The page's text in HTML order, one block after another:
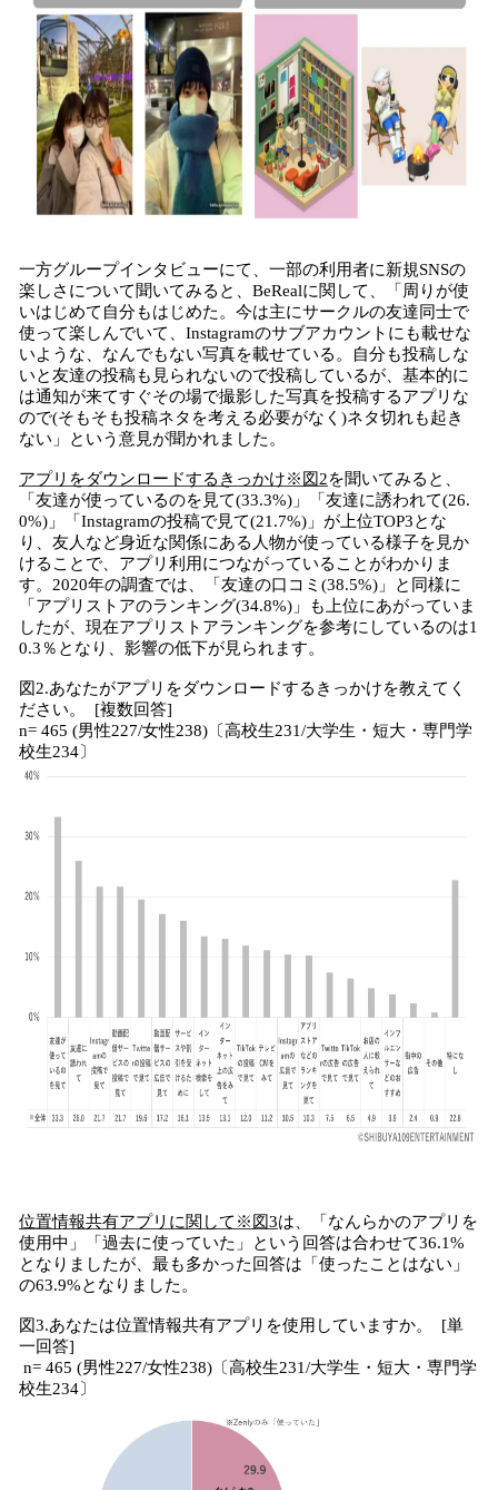
一方グループインタビューにて、一部の利用者に新規SNSの
楽しさについて聞いてみると、BeRealに関して、「周りが使
いはじめて自分もはじめた。今は主にサークルの友達同士で
使って楽しんでいて、Instagramのサブアカウントにも載せな
いような、なんでもない写真を載せている。自分も投稿しな
いと友達の投稿も見られないので投稿しているが、基本的に
は通知が来てすぐその場で撮影した写真を投稿するアプリな
ので(そもそも投稿ネタを考える必要がなく)ネタ切れも起き
ない」という意見が聞かれました。
アプリをダウンロードするきっかけ※図2を聞いてみると、
「友達が使っているのを見て(33.3%)」「友達に誘われて(26.
0%)」「Instagramの投稿で見て(21.7%)」が上位TOP3とな
り、友人など身近な関係にある人物が使っている様子を見か
けることで、アプリ利用につながっていることがわかりま
す。2020年の調査では、「友達の口コミ(38.5%)」と同様に
「アプリストアのランキング(34.8%)」も上位にあがっていま
したが、現在アプリストアランキングを参考にしているのは1
0.3％となり、影響の低下が見られます。
図2.あなたがアプリをダウンロードするきっかけを教えてく
ださい。 [複数回答]
n= 465 (男性227/女性238)〔高校生231/大学生・短大・専門学
校生234〕
位置情報共有アプリに関して※図3は、「なんらかのアプリを
使用中」「過去に使っていた」という回答は合わせて36.1%
となりましたが、最も多かった回答は「使ったことはない」
の63.9%となりました。
図3.あなたは位置情報共有アプリを使用していますか。 [単
一回答]
n= 465 (男性227/女性238)〔高校生231/大学生・短大・専門学
校生234〕